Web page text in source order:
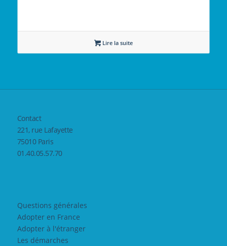
Lire la suite
Contact
221, rue Lafayette
75010 Paris
01.40.05.57.70
Questions générales
Adopter en France
Adopter à l'étranger
Les démarches